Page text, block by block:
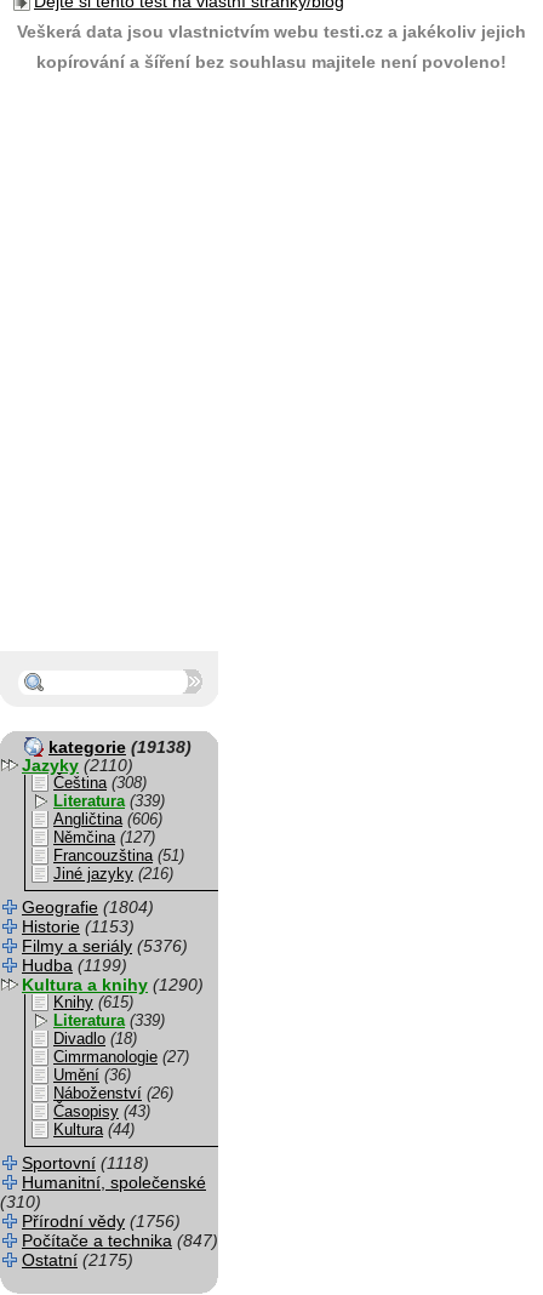
Veškerá data jsou vlastnictvím webu testi.cz a jakékoliv jejich
kopírování a šíření bez souhlasu majitele není povoleno!
kategorie (19138)
Jazyky (2110)
Čeština (308)
Literatura (339)
Angličtina (606)
Němčina (127)
Francouzština (51)
Jiné jazyky (216)
Geografie (1804)
Historie (1153)
Filmy a seriály (5376)
Hudba (1199)
Kultura a knihy (1290)
Knihy (615)
Literatura (339)
Divadlo (18)
Cimrmanologie (27)
Umění (36)
Náboženství (26)
Časopisy (43)
Kultura (44)
Sportovní (1118)
Humanitní, společenské
(310)
Přírodní vědy (1756)
Počítače a technika (847)
Ostatní (2175)